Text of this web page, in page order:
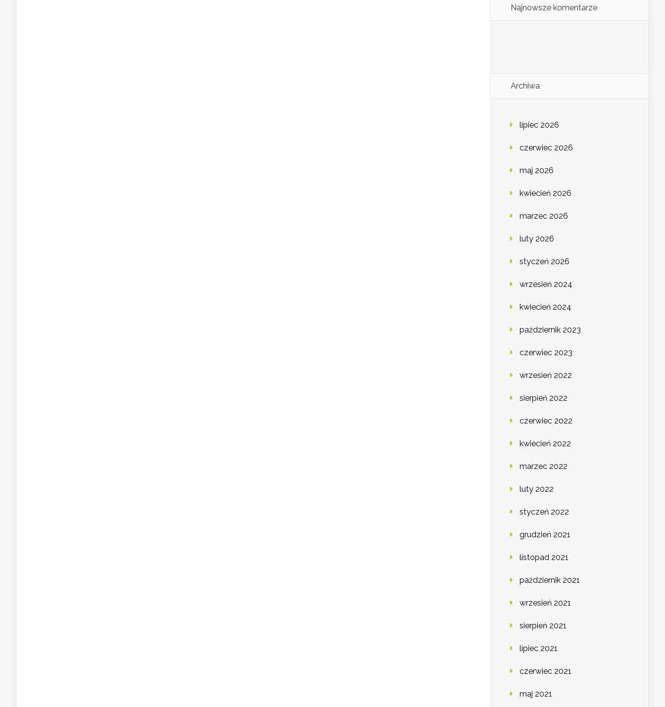
Najnowsze komentarze
Archiwa
lipiec 2026
czerwiec 2026
maj 2026
kwiecień 2026
marzec 2026
luty 2026
styczeń 2026
wrzesień 2024
kwiecień 2024
październik 2023
czerwiec 2023
wrzesień 2022
sierpień 2022
czerwiec 2022
kwiecień 2022
marzec 2022
luty 2022
styczeń 2022
grudzień 2021
listopad 2021
październik 2021
wrzesień 2021
sierpień 2021
lipiec 2021
czerwiec 2021
maj 2021